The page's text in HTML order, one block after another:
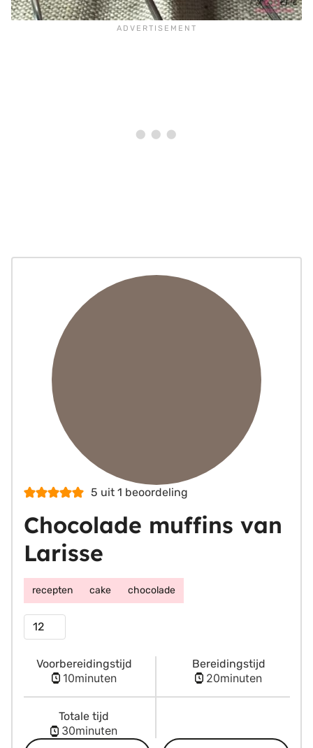
5 uit 1 beoordeling
Chocolade muffins van
Larisse
recepten cake chocolade
Porties
Voorbereidingstijd
10minuten
minuten
Bereidingstijd
20minuten
minuten
Totale tijd
30minuten
minuten